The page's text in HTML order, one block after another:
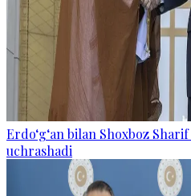
Erdo‘g‘an bilan Shoxboz
uchrashadi